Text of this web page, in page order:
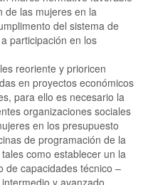
de las mujeres en la
del sistema de
participación en los
reoriente y prioricen
en proyectos económicos
para ello es necesario la
organizaciones sociales
en los presupuesto
de programación de la
como establecer un la
de capacidades técnico –
y avanzado,